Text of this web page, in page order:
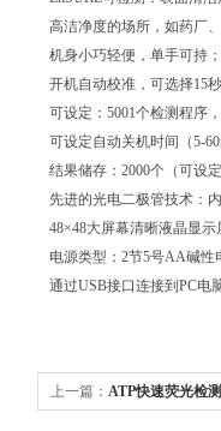
高洁净度的场所，如药厂
机身小巧轻便，单手可持
开机自动校准，可选择15
可设定：5001个检测程序
可设定自动关机时间（5-
结果储存：2000个（可设
先进的光电二极管技术：
48×48大屏幕清晰液晶显
电源类型：2节5号AA碱性
通过USB接口连接到PC电
上一篇： ATP快速荧光检